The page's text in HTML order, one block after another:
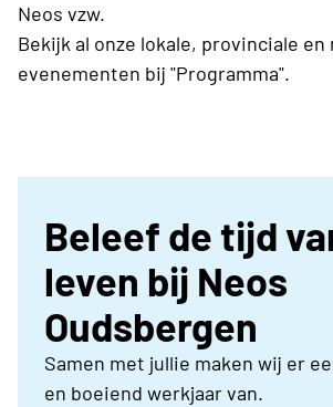
Neos vzw.
Bekijk al onze lokale, provinciale en
evenementen bij "Programma".
Beleef de tijd
leven bij Neos
Oudsbergen
Samen met jullie maken wij er
en boeiend werkjaar van.